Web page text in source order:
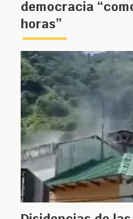
democracia
horas”